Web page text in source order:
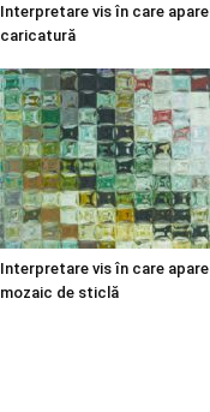
Interpretare vis în care
caricatură
Interpretare vis în care apare
mozaic de sticlă